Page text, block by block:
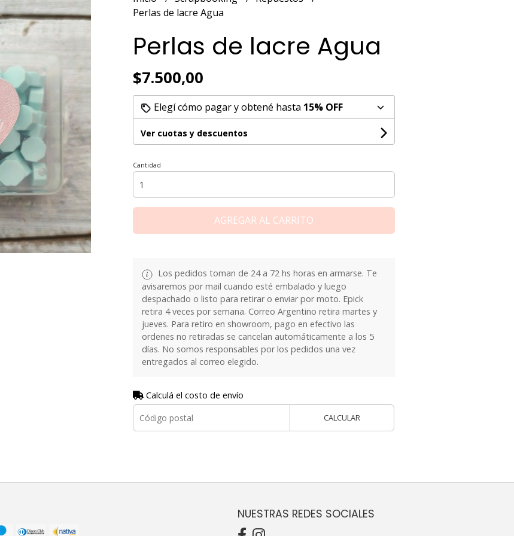
Perlas de lacre Agua
Perlas de lacre Agua
$7.500,00
Elegí cómo pagar y obtené hasta 15% OFF
Ver cuotas y descuentos
Cantidad
AGREGAR AL CARRITO
Los pedidos toman de 24 a 72 hs horas en armarse. Te
avisaremos por mail cuando esté embalado y luego
despachado o listo para retirar o enviar por moto. Epick
retira 4 veces por semana. Correo Argentino retira martes y
jueves. Para retiro en showroom, pago en efectivo las
ordenes no retiradas se cancelan automáticamente a los 5
días. No somos responsables por los pedidos una vez
entregados al correo elegido.
Calculá el costo de envío
CALCULAR
NUESTRAS REDES SOCIALES